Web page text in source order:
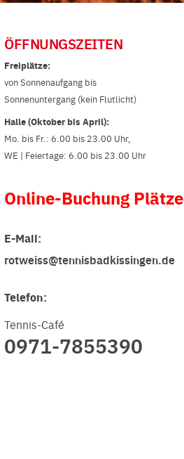
ÖFFNUNGSZEITEN
Freiplätze:
von Sonnenaufgang bis
Sonnenuntergang (kein Flutlicht)
Halle (Oktober bis April):
Mo. bis Fr.: 6.00 bis 23.00 Uhr,
WE | Feiertage: 6.00 bis 23.00 Uhr
Online-Buchung Plätze
E-Maii:
rotweiss@tennisbadkissingen.de
Telefon:
Tennis-Café
0971-7855390